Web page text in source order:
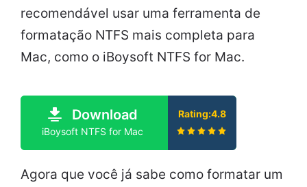
recomendável usar uma ferramenta de
formatação NTFS mais completa para
Mac, como o iBoysoft NTFS for Mac.
Download
iBoysoft NTFS for Mac
Rating:4.8
Agora que você já sabe como formatar um